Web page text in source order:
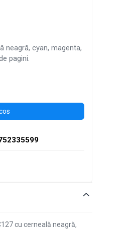
neagră, cyan, magenta,
pagini.
cu cerneală neagră,